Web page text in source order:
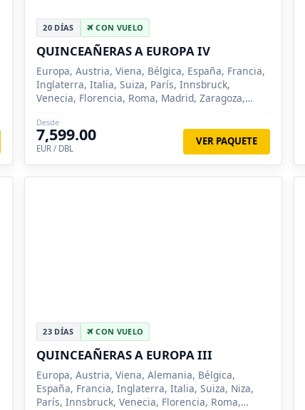
20 DÍAS CON VUELO
QUINCEAÑERAS A EUROPA IV
Europa, Austria, Viena, Bélgica, España, Francia,
Inglaterra, Italia, Suiza, París, Innsbruck,
Venecia, Florencia, Roma, Madrid, Zaragoza,
Desde
7,599.00
EUR / DBL
VER PAQUETE
23 DÍAS CON VUELO
QUINCEAÑERAS A EUROPA III
Europa, Austria, Viena, Alemania, Bélgica,
España, Francia, Inglaterra, Italia, Suiza, Niza,
París, Innsbruck, Venecia, Florencia, Roma,